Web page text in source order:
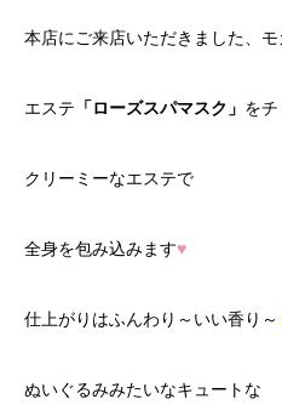
本店にご来店いただきました、モ
エステ 「ローズスパマスク」 をチ
クリーミーなエステで
全身を包み込みます♥
仕上がりはふんわり～いい香り～
ぬいぐるみみたいなキュートな